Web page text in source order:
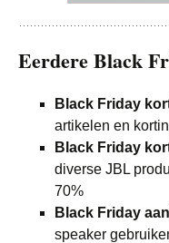
Eerdere Black
Black Friday
artikelen en
Black Friday
diverse JBL
70%
Black Friday
speaker